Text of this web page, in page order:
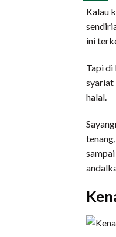
Kalau
ini
Tapi di
syariat
halal.